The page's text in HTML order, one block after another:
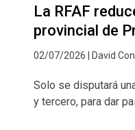
La RFAF
provincial de
02/07/2026 | David
Solo se disputará
y tercero, para dar